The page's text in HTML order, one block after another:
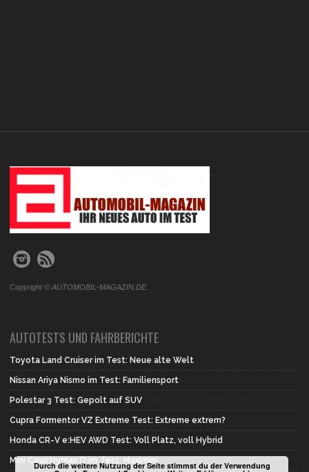
.
Copyright © AUTOMOBIL-MAGAZIN.DE.
AUTOTESTS UND FAHRBERICHTE
Toyota Land Cruiser im Test: Neue alte Welt
Nissan Ariya Nismo im Test: Familiensport
Polestar 3 Test: Gepolt auf SUV
Cupra Formentor VZ Extreme Test: Extreme extrem?
Honda CR-V e:HEV AWD Test: Voll Platz, voll Hybrid
Mini Countryman D im Test: Maximini
Durch die weitere Nutzung der Seite stimmst du der Verwendung